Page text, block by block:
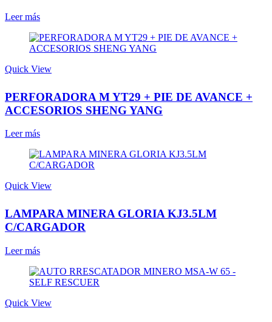
Leer más
Quick View
PERFORADORA M YT29 + PIE DE AVANCE +
ACCESORIOS SHENG YANG
Leer más
Quick View
LAMPARA MINERA GLORIA KJ3.5LM
C/CARGADOR
Leer más
Quick View